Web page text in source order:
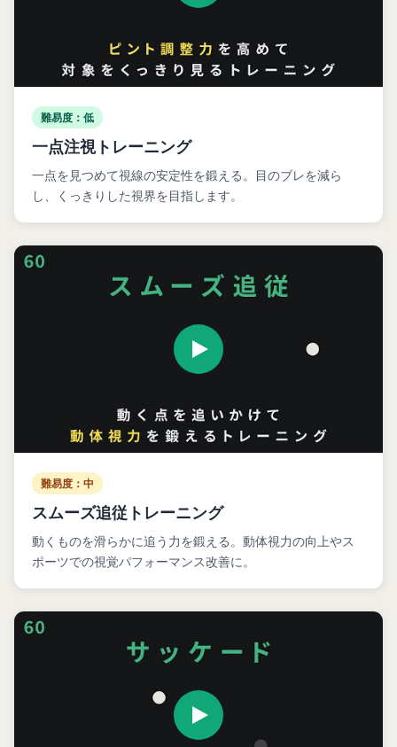
難易度：低
一点注視トレーニング
一点を見つめて視線の安定性を鍛える。目のブレを減ら
し、くっきりした視界を目指します。
難易度：中
スムーズ追従トレーニング
動くものを滑らかに追う力を鍛える。動体視力の向上やス
ポーツでの視覚パフォーマンス改善に。